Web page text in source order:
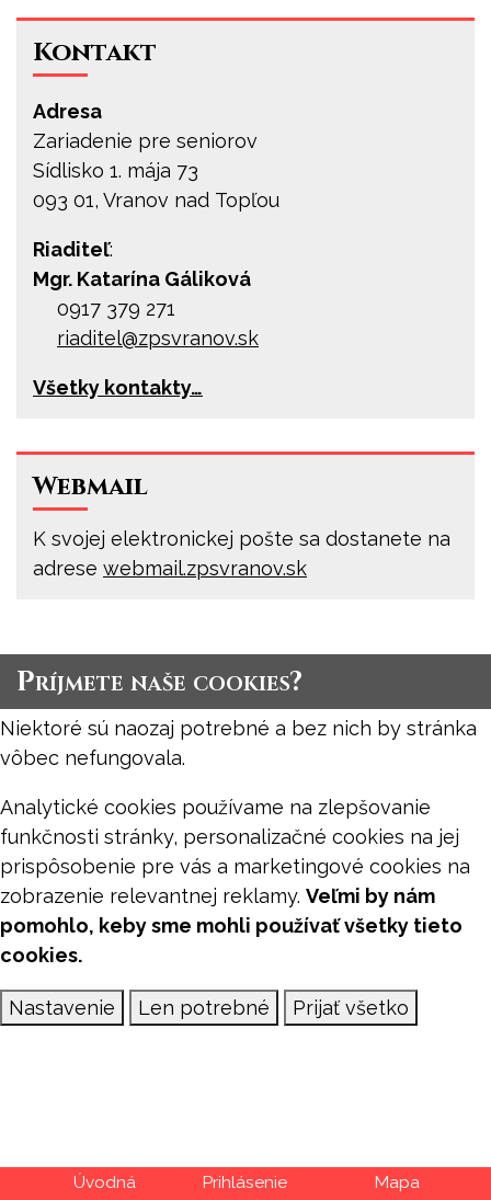
Kontakt
Adresa
Zariadenie pre seniorov
Sídlisko 1. mája 73
093 01, Vranov nad Topľou
Riaditeľ:
Mgr. Katarína Gáliková
0917 379 271
riaditel@zpsvranov.sk
Všetky kontakty…
Webmail
K svojej elektronickej pošte sa dostanete na
adrese webmail.zpsvranov.sk
Úvod Prihlásenie Mapa
Príjmete naše cookies?
Niektoré sú naozaj potrebné a bez nich by stránka
vôbec nefungovala.
Analytické cookies používame na zlepšovanie
funkčnosti stránky, personalizačné cookies na jej
prispôsobenie pre vás a marketingové cookies na
zobrazenie relevantnej reklamy. Veľmi by nám
pomohlo, keby sme mohli používať všetky tieto
cookies.
Nastavenie Len potrebné Prijať všetko